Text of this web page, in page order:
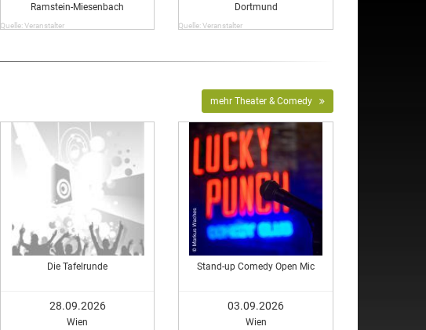
Ramstein-Miesenbach
Quelle: Veranstalter
Dortmund
Quelle: Veranstalter
mehr Theater & Comedy
Die Tafelrunde
28.09.2026
Wien
Stand-up Comedy Open Mic
03.09.2026
Wien